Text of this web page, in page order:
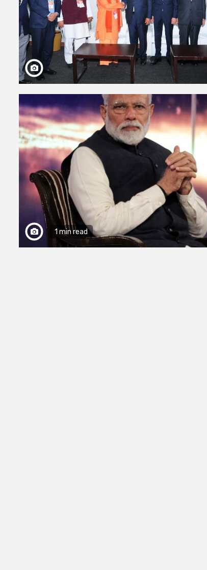
1 min read